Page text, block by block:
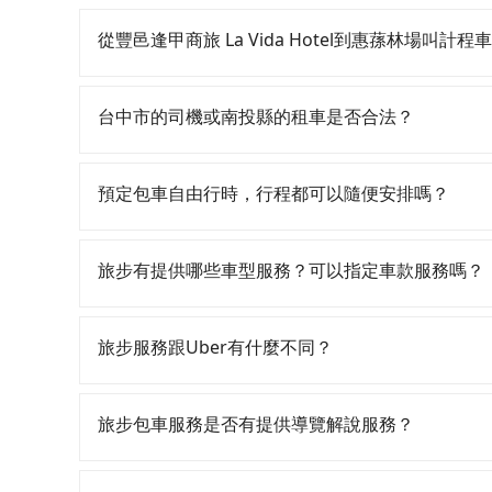
天就要來回，那在台中路邊可隨租隨借的iRent應
時40元路邊停車費用預估進去，但額外的汽車保
車型，如Toyota Yaris、Prius C、Vios這類乘坐
的車門仍未被修理，每一次租車都好像在開樂透
遲遲尚未歸還，又或者要還車時卻偏偏找不到停
點仍有段距離，在遇到下雨天或者載行李時，就顯
從豐邑逢甲商旅 La Vida Hotel到惠蓀林場叫計程
到車，也可考慮打電話至豐邑逢甲商旅 La Vida
車的難度是雙北市的490倍。再加上台中市有些計
網預約，以免當場被坑受騙。雖然豐邑逢甲商旅
台中市的司機或南投縣的租車是否合法？
警察臨檢並趕下車，出意外後保險公司更是不會
好辨別叫的車是否合法，就看車牌的開頭，只要不
預定包車自由行時，行程都可以隨便安排嗎？
的需求安排的。
旅步有提供哪些車型服務？可以指定車款服務嗎？
專人回覆您。
旅步服務跟Uber有什麼不同？
區。 (4) 有較為嚴謹的乘車時間與取消政策。
旅步包車服務是否有提供導覽解說服務？